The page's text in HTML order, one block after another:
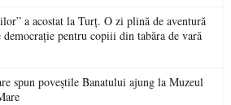
a acostat la Turț. O zi plină de aventură
pentru copiii din tabăra de vară
spun poveștile Banatului ajung la Muzeul